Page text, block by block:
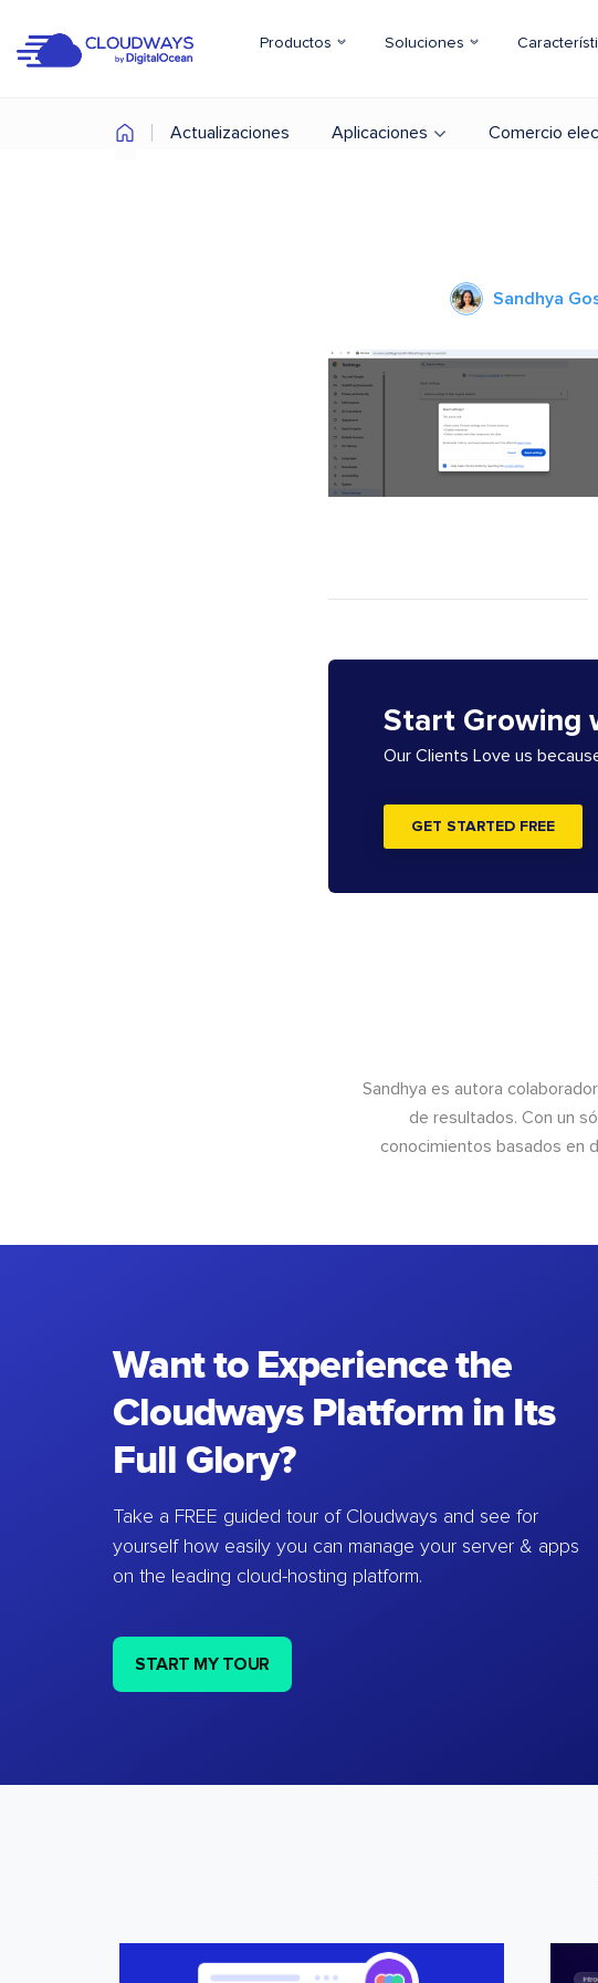
Productos Soluciones
Actualizaciones Aplicaciones Comercio
Sandhya
Start Growing
Our Clients Love us
GET STARTED FREE
Sandhya es autora
de resultados. Con un
conocimientos basados en
Want to Experience the
Cloudways Platform in Its
Full Glory?
Take a FREE guided tour of Cloudways and see for
yourself how easily you can manage your server & apps
on the leading cloud-hosting platform.
START MY TOUR